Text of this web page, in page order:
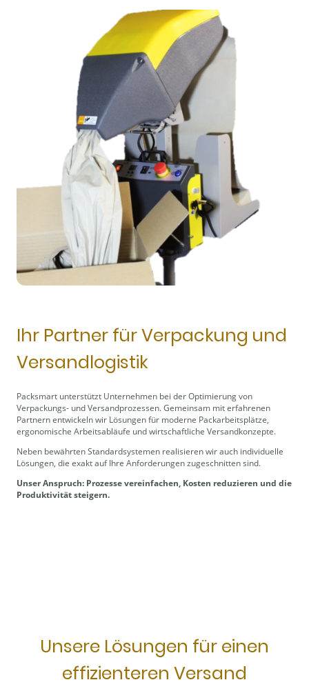
Ihr Partner für Verpackung und
Versandlogistik
Packsmart unterstützt Unternehmen bei der Optimierung von
Verpackungs- und Versandprozessen. Gemeinsam mit erfahrenen
Partnern entwickeln wir Lösungen für moderne Packarbeitsplätze,
ergonomische Arbeitsabläufe und wirtschaftliche Versandkonzepte.
Neben bewährten Standardsystemen realisieren wir auch individuelle
Lösungen, die exakt auf Ihre Anforderungen zugeschnitten sind.
Unser Anspruch: Prozesse vereinfachen, Kosten reduzieren und die
Produktivität steigern.
Unsere Lösungen für einen
effizienteren Versand